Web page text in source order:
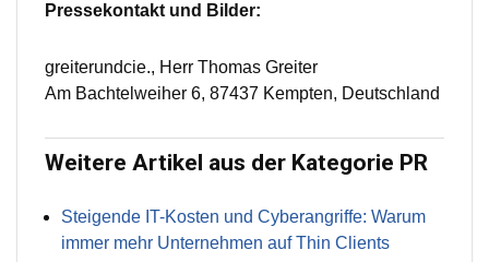
Pressekontakt und Bilder:
greiterundcie., Herr Thomas Greiter
Am Bachtelweiher 6, 87437 Kempten, Deutschland
Weitere Artikel aus der Kategorie PR
Steigende IT-Kosten und Cyberangriffe: Warum
immer mehr Unternehmen auf Thin Clients